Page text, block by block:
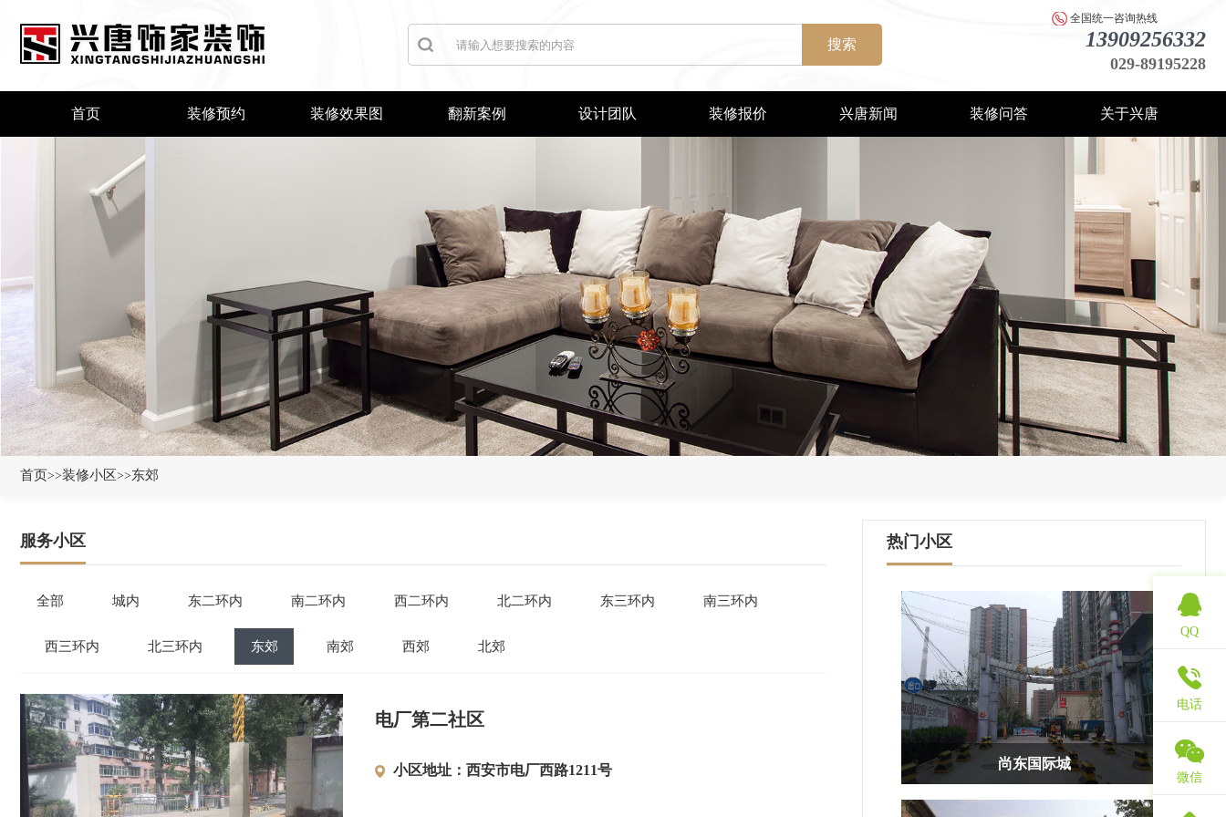
搜索
全国统一咨询热线
13909256332
029-89195228
首页 装修预约 装修效果图 翻新案例 设计团队 装修报价 兴唐新闻 装修问答 关于兴唐
首页>>装修小区>>东郊
服务小区
全部 城内 东二环内 南二环内 西二环内 北二环内 东三环内 南三环内
西三环内 北三环内 东郊 南郊 西郊 北郊
电厂第二社区
小区地址：西安市电厂西路1211号
热门小区
尚东国际城
QQ
电话
微信